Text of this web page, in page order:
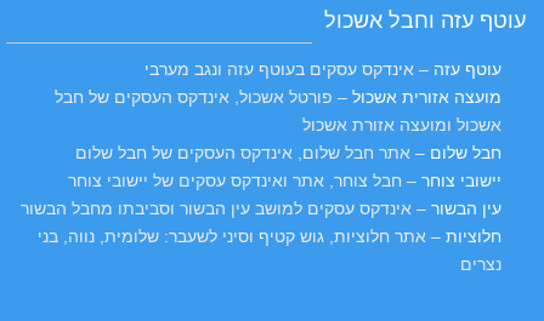
עוטף עזה וחבל אשכול
עוטף עזה – אינדקס עסקים בעוטף עזה ונגב מערבי
מועצה אזורית אשכול – פורטל אשכול, אינדקס העסקים של חבל
אשכול ומועצה אזורת אשכול
חבל שלום – אתר חבל שלום, אינדקס העסקים של חבל שלום
יישובי צוחר – חבל צוחר, אתר ואינדקס עסקים של יישובי צוחר
עין הבשור – אינדקס עסקים למושב עין הבשור וסביבתו מחבל הבשור
חלוציות – אתר חלוציות, גוש קטיף וסיני לשעבר: שלומית, נווה, בני
נצרים